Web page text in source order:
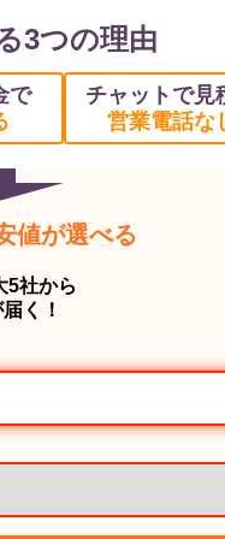
3つの理由
で
チャットで見
営業電話な
値が選べる
5社から
く！